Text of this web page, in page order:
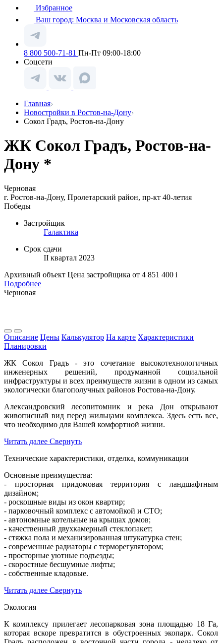
Избранное
Ваш город: Москва и Московская область
8 800 500-71-81 Пн-Пт 09:00-18:00
Соцсети
Главная
Новостройки в Ростов-на-Дону
Сокол Градъ, Ростов-на-Дону
ЖК Сокол Градъ, Ростов-на-
Дону *
Черновая
г. Ростов-на-Дону, Пролетарский район, пр-кт 40-летия
Победы
Застройщик
Галактика
Срок сдачи
II квартал 2023
Архивный объект Цена застройщика от 4 851 400 i
Подробнее
Черновая
Описание Цены Калькулятор На карте Характеристики
Планировки
ЖК Сокол Градъ - это сочетание высокотехнологичных
инженерных решений, продуманной социальной
инфраструктуры и всех преимуществ жизни в одном из самых
экологически благополучных районов Ростова-на-Дону.
Александровский лесопитомник и река Дон открывают
живописный вид перед жильцами комплекса. Здесь есть все,
что необходимо для Вашей комфортной жизни.
Читать далее Свернуть
Технические характеристики, отделка, коммуникации
Основные преимущества:
- просторная придомовая территория с ландшафтным
дизайном;
- роскошные виды из окон квартир;
- парковочный комплекс с автомойкой и СТО;
- автономные котельные на крышах домов;
- качественный двухкамерный стеклопакет;
- стяжка пола и механизированная штукатурка стен;
- современные радиаторы с терморегулятором;
- просторные уютные подъезды;
- скоростные бесшумные лифты;
- собственные кладовые.
Читать далее Свернуть
Экология
К комплексу прилегает лесопарковая зона площадью 18 Га,
которая вскоре превратится в обустроенных экопарк. Сокол